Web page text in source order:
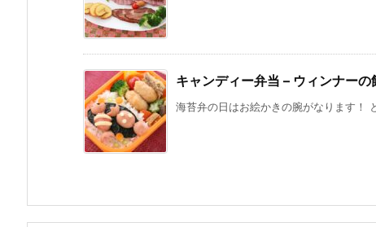
キャンディー弁当 – ウィンナーの
海苔弁の日はお絵かきの腕がなります！